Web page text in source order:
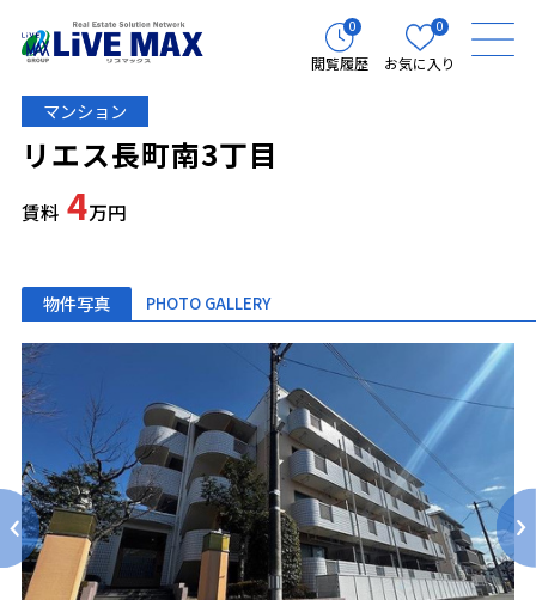
0
閲覧履歴
0
お気に入り
マンション
リエス長町南3丁目
賃料 4万円
物件写真 PHOTO GALLERY